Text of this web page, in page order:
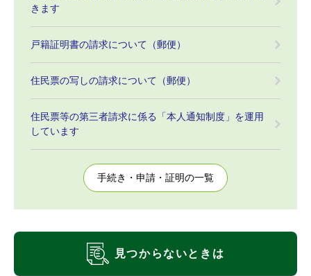
きます
戸籍証明書の請求について（郵便）
住民票の写しの請求について（郵便）
住民票等の第三者請求に係る「本人通知制度」を運用
しています
手続き・申請・証明の一覧
見つからないときは